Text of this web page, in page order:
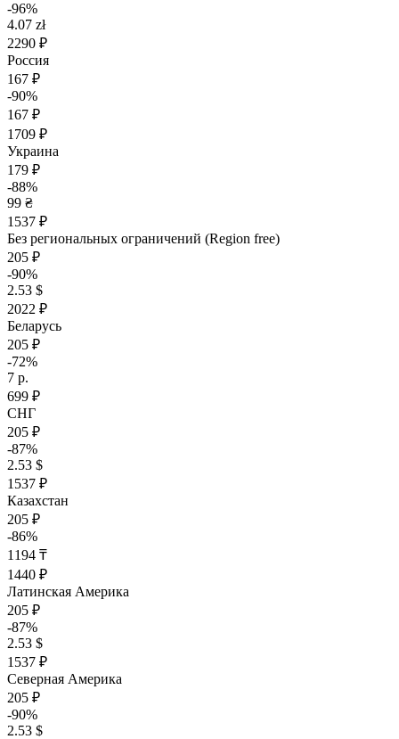
-96%
4.07 zł
2290 ₽
Россия
167 ₽
-90%
167 ₽
1709 ₽
Украина
179 ₽
-88%
99 ₴
1537 ₽
Без региональных ограничений (Region free)
205 ₽
-90%
2.53 $
2022 ₽
Беларусь
205 ₽
-72%
7 р.
699 ₽
СНГ
205 ₽
-87%
2.53 $
1537 ₽
Казахстан
205 ₽
-86%
1194 ₸
1440 ₽
Латинская Америка
205 ₽
-87%
2.53 $
1537 ₽
Северная Америка
205 ₽
-90%
2.53 $